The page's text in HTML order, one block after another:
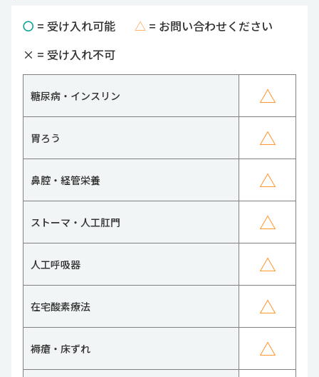
〇 = 受け入れ可能 △ = お問い合わせください
× = 受け入れ不可
糖尿病・インスリン △
胃ろう △
鼻腔・経管栄養 △
ストーマ・人工肛門 △
人工呼吸器 △
在宅酸素療法 △
褥瘡・床ずれ △